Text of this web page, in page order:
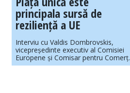
principala sursă de
reziliență a UE
Interviu cu Valdis Dombrovskis,
vicepreședinte executiv al Comisiei
Europene și Comisar pentru Comerț.